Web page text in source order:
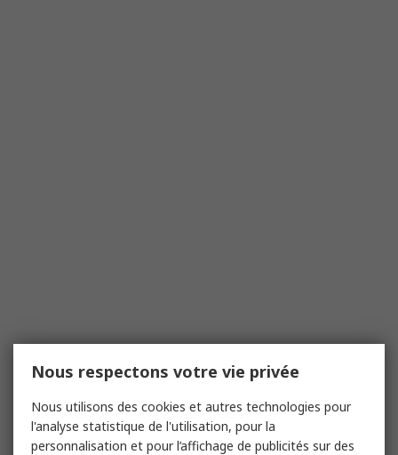
Nous respectons votre vie privée
Nous utilisons des cookies et autres technologies pour
l'analyse statistique de l'utilisation, pour la
personnalisation et pour l’affichage de publicités sur des